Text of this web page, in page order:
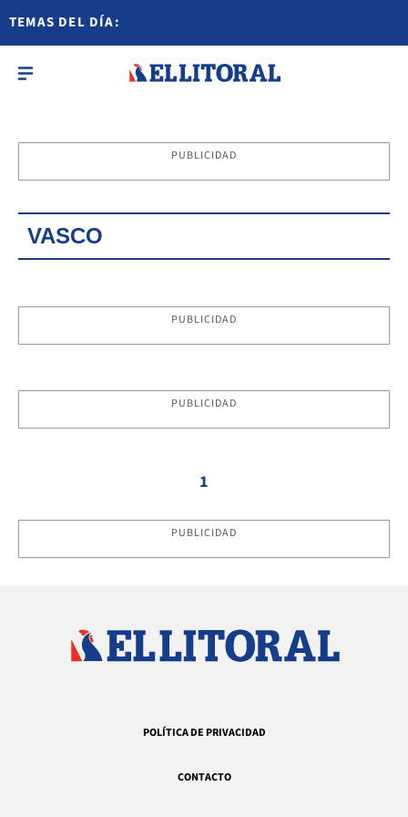
TEMAS DEL DÍA:
PUBLICIDAD
VASCO
PUBLICIDAD
PUBLICIDAD
1
PUBLICIDAD
POLÍTICA DE PRIVACIDAD
CONTACTO